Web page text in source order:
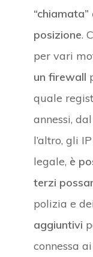
posizione.
per vari
un firewall
quale
annessi,
l’altro, gli
legale, è
terzi
polizia e
aggiuntivi
connessa